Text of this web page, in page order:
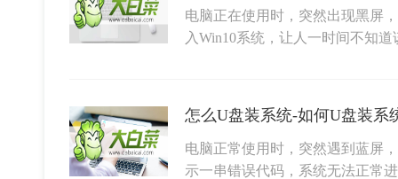
电脑正在使用时，突然出现黑屏
入Win10系统，让人一时间不知
怎么U盘装系统-如何U盘装系
电脑正常使用时，突然遇到蓝屏
示一串错误代码，系统无法正常